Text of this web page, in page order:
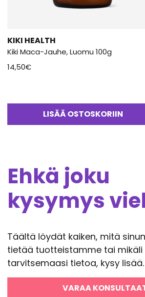
KIKI HEALTH
Kiki Maca-Jauhe, Luomu 100g
14,50€
LISÄÄ OSTOSKORIIN
Ehkä joku
kysymys
Täältä löydät kaiken, mitä
tietää tuotteistamme tai mikäli
tarvitsemaasi tietoa, kysy lisää.
VARAA